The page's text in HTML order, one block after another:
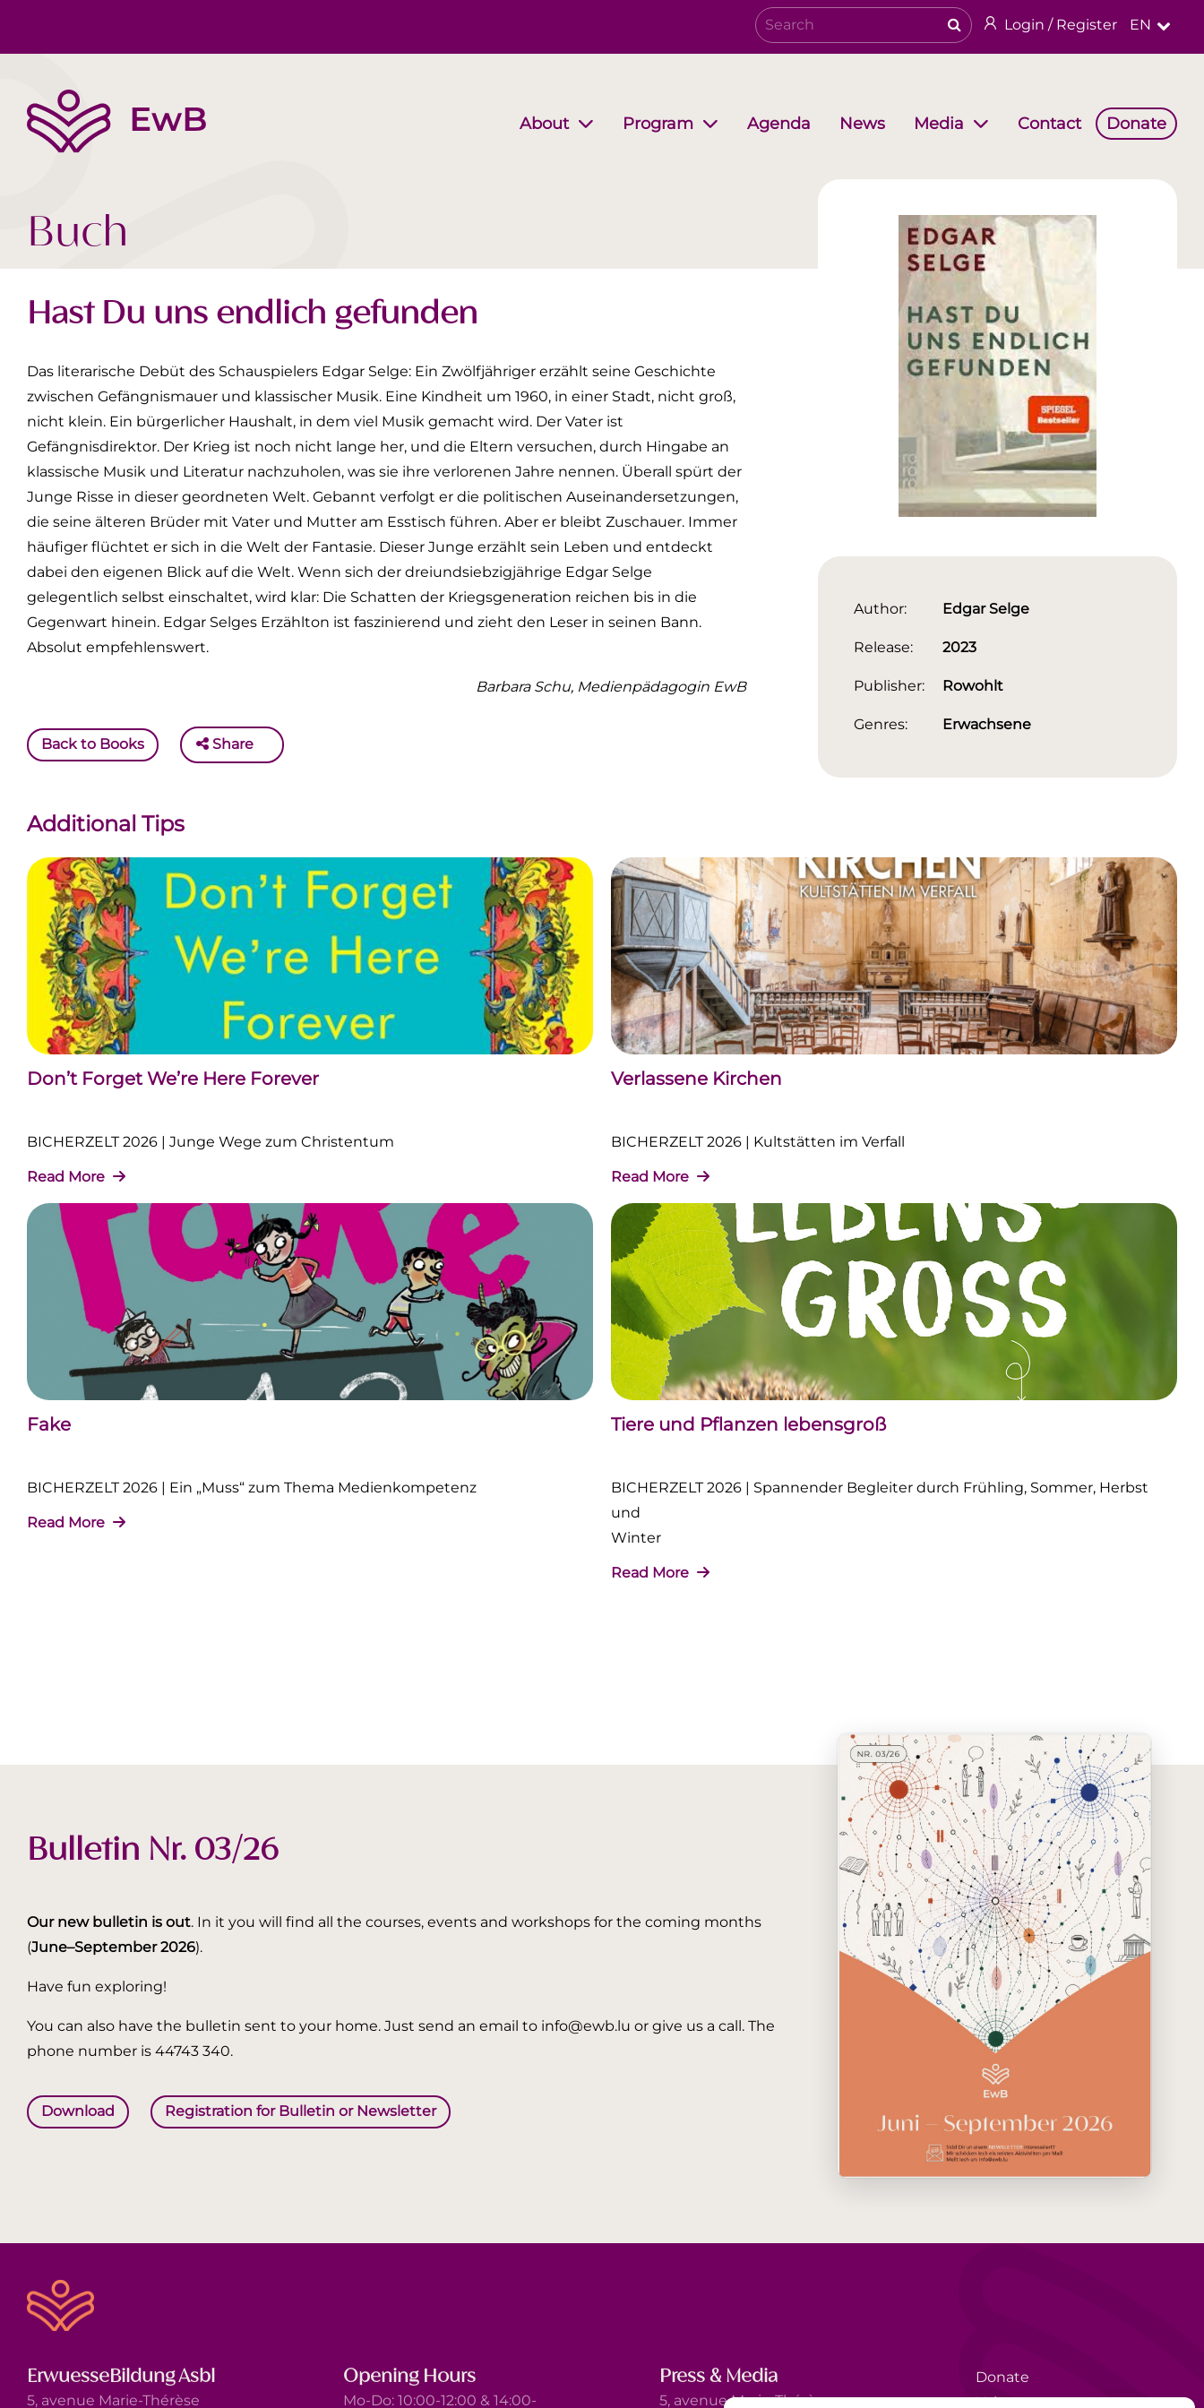
Login / Register EN
About Program Agenda News Media Contact Donate
Buch
Hast Du uns endlich gefunden
Das literarische Debüt des Schauspielers Edgar Selge: Ein Zwölfjähriger erzählt seine Geschichte
zwischen Gefängnismauer und klassischer Musik. Eine Kindheit um 1960, in einer Stadt, nicht groß,
nicht klein. Ein bürgerlicher Haushalt, in dem viel Musik gemacht wird. Der Vater ist
Gefängnisdirektor. Der Krieg ist noch nicht lange her, und die Eltern versuchen, durch Hingabe an
klassische Musik und Literatur nachzuholen, was sie ihre verlorenen Jahre nennen. Überall spürt der
Junge Risse in dieser geordneten Welt. Gebannt verfolgt er die politischen Auseinandersetzungen,
die seine älteren Brüder mit Vater und Mutter am Esstisch führen. Aber er bleibt Zuschauer. Immer
häufiger flüchtet er sich in die Welt der Fantasie. Dieser Junge erzählt sein Leben und entdeckt
dabei den eigenen Blick auf die Welt. Wenn sich der dreiundsiebzigjährige Edgar Selge
gelegentlich selbst einschaltet, wird klar: Die Schatten der Kriegsgeneration reichen bis in die
Gegenwart hinein. Edgar Selges Erzählton ist faszinierend und zieht den Leser in seinen Bann.
Absolut empfehlenswert.
Barbara Schu, Medienpädagogin EwB
Back to Books Share
Author: Edgar Selge
Release: 2023
Publisher: Rowohlt
Genres: Erwachsene
Additional Tips
Don’t Forget We’re Here Forever
BICHERZELT 2026 | Junge Wege zum Christentum
Read More
Verlassene Kirchen
BICHERZELT 2026 | Kultstätten im Verfall
Read More
Fake
BICHERZELT 2026 | Ein „Muss“ zum Thema Medienkompetenz
Read More
Tiere und Pflanzen lebensgroß
BICHERZELT 2026 | Spannender Begleiter durch Frühling, Sommer, Herbst
und
Winter
Read More
Bulletin Nr. 03/26
Our new bulletin is out. In it you will find all the courses, events and workshops for the coming months
(June–September 2026).
Have fun exploring!
You can also have the bulletin sent to your home. Just send an email to info@ewb.lu or give us a call. The
phone number is 44743 340.
Download Registration for Bulletin or Newsletter
ErwuesseBildung Asbl
5, avenue Marie-Thérèse
Opening Hours
Mo-Do: 10:00-12:00 & 14:00-
Press & Media
5, avenue Marie-Thérèse
Donate
Volunteer